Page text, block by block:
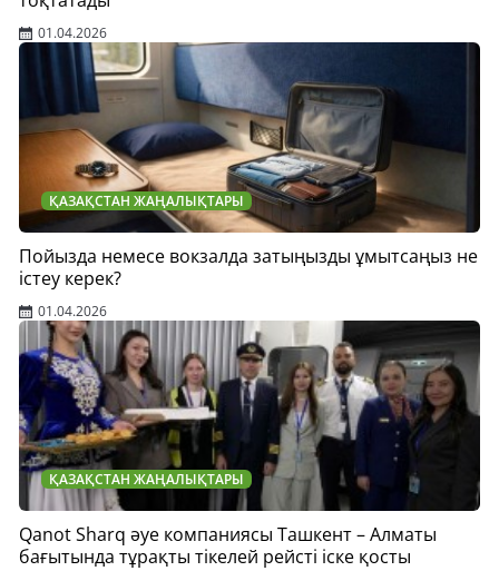
01.04.2026
ҚАЗАҚСТАН ЖАҢАЛЫҚТАРЫ
Пойызда немесе вокзалда затыңызды ұмытсаңыз не
істеу керек?
01.04.2026
ҚАЗАҚСТАН ЖАҢАЛЫҚТАРЫ
Qanot Sharq әуе компаниясы Ташкент – Алматы
бағытында тұрақты тікелей рейсті іске қосты